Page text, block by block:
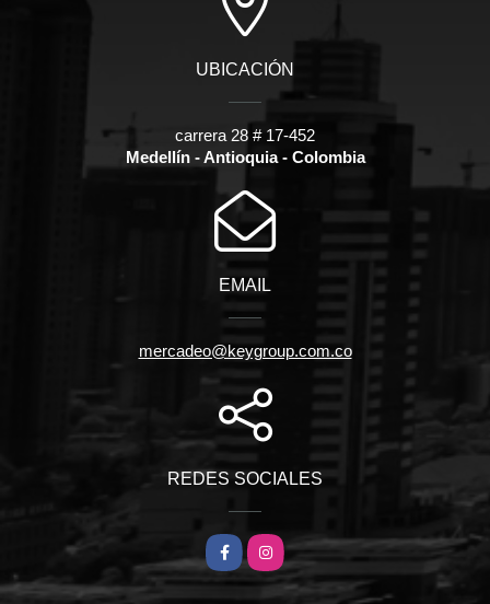
UBICACIÓN
carrera 28 # 17-452
Medellín - Antioquia - Colombia
EMAIL
mercadeo@keygroup.com.co
REDES SOCIALES
FacebookInstagram